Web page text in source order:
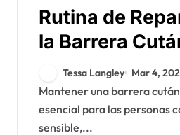
Rutina de
la Barrera
Piel Seca y
Pasos,
Tiempos
Tessa Langley Mar 4,
Mantener una barrera cutánea saludable es
esencial para las personas
sensible,...